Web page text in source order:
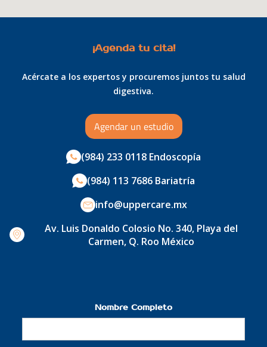
¡Agenda tu cita!
Acércate a los expertos y procuremos juntos tu salud
digestiva.
Agendar un estudio
(984) 233 0118 Endoscopía
(984) 113 7686 Bariatría
info@uppercare.mx
Av. Luis Donaldo Colosio No. 340, Playa del
Carmen, Q. Roo México
Nombre Completo